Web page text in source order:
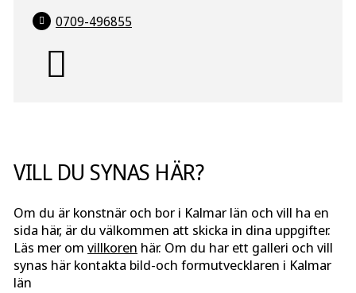
0709-496855
VILL DU SYNAS HÄR?
Om du är konstnär och bor i Kalmar län och vill ha en
sida här, är du välkommen att skicka in dina uppgifter.
Läs mer om villkoren här. Om du har ett galleri och vill
synas här kontakta bild-och formutvecklaren i Kalmar
län